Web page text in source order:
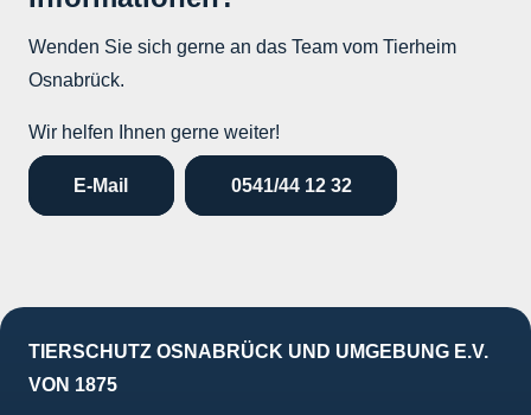
Wenden Sie sich gerne an das Team vom Tierheim
Osnabrück.
Wir helfen Ihnen gerne weiter!
E-Mail 0541/44 12 32
TIERSCHUTZ OSNABRÜCK UND UMGEBUNG E.V.
VON 1875